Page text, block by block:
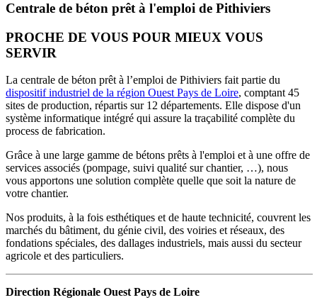
Centrale de béton prêt à l'emploi de Pithiviers
PROCHE DE VOUS POUR MIEUX VOUS
SERVIR
La centrale de béton prêt à l’emploi de Pithiviers fait partie du
dispositif industriel de la région Ouest Pays de Loire, comptant 45
sites de production, répartis sur 12 départements. Elle dispose d'un
système informatique intégré qui assure la traçabilité complète du
process de fabrication.
Grâce à une large gamme de bétons prêts à l'emploi et à une offre de
services associés (pompage, suivi qualité sur chantier, …), nous
vous apportons une solution complète quelle que soit la nature de
votre chantier.
Nos produits, à la fois esthétiques et de haute technicité, couvrent les
marchés du bâtiment, du génie civil, des voiries et réseaux, des
fondations spéciales, des dallages industriels, mais aussi du secteur
agricole et des particuliers.
Direction Régionale Ouest Pays de Loire